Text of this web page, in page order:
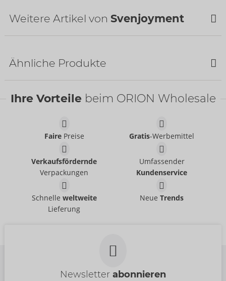
Weitere Artikel von Svenjoyment
Svenjoyment- ORION Brand
21004101701
Svenjoyment- ORION Brand
21336871711
44,95 €
Ähnliche Produkte
- ORION Brand
Ihre Vorteile beim ORION Wholesale
FairePreise Gratis-Werbemittel
Verkaufsfördernde
Verpackungen
Umfassender
Kundenservice
Schnelle weltweite
Lieferung
NeueTrends
Newsletter abonnieren